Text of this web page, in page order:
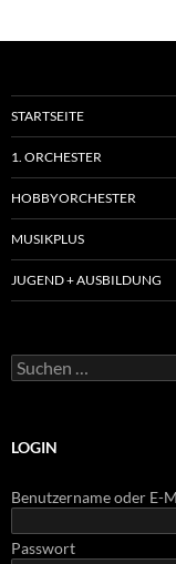
STARTSEITE
1. ORCHESTER
HOBBYORCHESTER
MUSIKPLUS
JUGEND + AUSBILDUNG
Suchen
nach:
LOGIN
Benutzername oder E-
Passwort